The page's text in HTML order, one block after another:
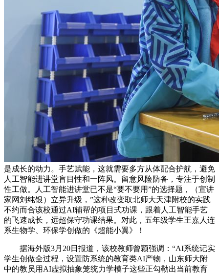
是成长的动力。手艺赋能，这就需要多方从体配合护航，避免
人工智能进讲堂盲目性和一阵风。留意风险防备，专注于创制
性工做。人工智能进讲堂已不是“要不要用”的选择题，（宣讲
家网刘纯银）立异升级，”这种改变取北师大天津附校的实践
不约而合该校通过AI辅帮的项目式功课，跟着人工智能手艺
的飞速成长，远超保守功课结果。对此，五年级学生王嘉人连
系生物学、环保学创做的《超能小翼》！
据海外版3月20日报道，该校教师曾颖强调：“AI系统记实
学生创做全过程，设置防系统的教育类AI产物，山东师大附
中的教员用AI虚拟抽象笼统力学模子这些正勾勒出当前教育